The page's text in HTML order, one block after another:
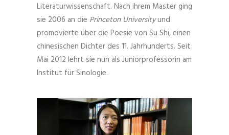
Literaturwissenschaft. Nach ihrem Master ging
sie 2006 an die Princeton Universityund
promovierte über die Poesie von Su Shi, einen
chinesischen Dichter des 11. Jahrhunderts. Seit
Mai 2012 lehrt sie nun als Juniorprofessorin am
Institut für Sinologie.